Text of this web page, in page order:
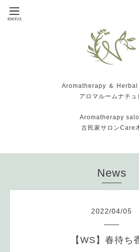
Aromatherapy ＆ Herbal
アロマルームナチュ
Aromatherapy
古民家サロンCare
News
2022/04/05
【WS】春待ち